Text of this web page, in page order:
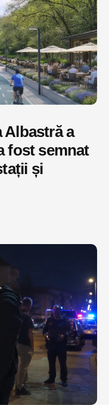
Albastră a
fost semnat
și